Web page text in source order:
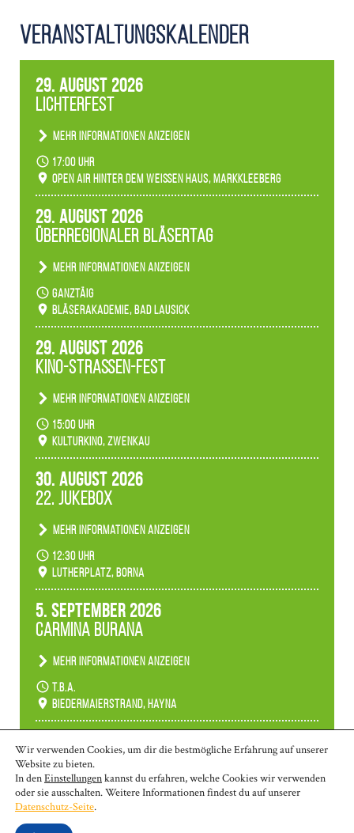
Veranstaltungs­kalender
29. August 2026
Lichterfest
Mehr Informationen anzeigen
Becherlichter, Fackeln und Lichtinstallationen
verwandeln den agra-Park in einen farbigen
Märchenwald, der bei jedem Rundgang einen
Ambiente gibt es ein leuchtendes Konzert
unserer Fachbereiche.
17:00 Uhr
Open Air hinter dem weißen Haus, Markkleeberg
29. August 2026
Überregionaler Bläsertag
Mehr Informationen anzeigen
Teilnahme der Bläserklassen.
ganztäig
Bläserakademie, Bad Lausick
29. August 2026
Kino-Straßen-Fest
Mehr Informationen anzeigen
Konzert unserer Zwenkauer Schüler und
Schülerinnen zum Fest des Kulturkinos.
15:00 Uhr
Kulturkino, Zwenkau
30. August 2026
22. Jukebox
Mehr Informationen anzeigen
Anlässlicher der 775-Jahrfeier der Stadt Borna
spielen wir noch einmal unser aktuelles
Jukeboxprogramm zum Stadtfest.
12:30 Uhr
Lutherplatz, Borna
5. September 2026
Carmina Burana
Mehr Informationen anzeigen
Tanztheater der Quertänzer Borna.
t.b.a.
Biedermaierstrand, Hayna
Mehr Termine anzeigen
© 2026 | Borna: 03433-26 970 | Markkleeberg: 0341-35 80 463 | Wurzen:
03425-90 58 10
Wir verwenden Cookies, um dir die bestmögliche Erfahrung auf unserer
Website zu bieten.
In denEinstellungenkannst du erfahren, welche Cookies wir verwenden
oder sie ausschalten. Weitere Informationen findest du auf unserer
Datenschutz-Seite.